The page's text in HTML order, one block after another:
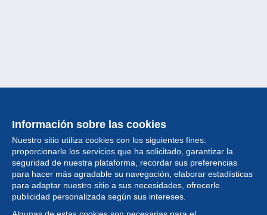
Información sobre las cookies
Nuestro sitio utiliza cookies con los siguientes fines:
proporcionarle los servicios que ha solicitado, garantizar la
seguridad de nuestra plataforma, recordar sus preferencias
para hacer más agradable su navegación, elaborar estadísticas
para adaptar nuestro sitio a sus necesidades, ofrecerle
publicidad personalizada según sus intereses.
Colección